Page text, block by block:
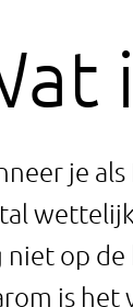
je
niet op de
is het